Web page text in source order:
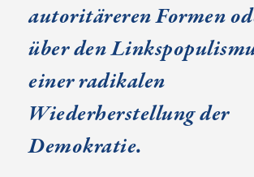
autoritäreren Formen
über den
einer radikalen
Wiederherstellung der
Demokratie.